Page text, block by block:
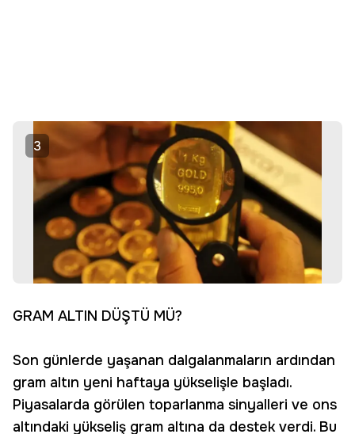
3
GRAM ALTIN DÜŞTÜ MÜ?
Son günlerde yaşanan dalgalanmaların ardından
gram altın yeni haftaya yükselişle başladı.
Piyasalarda görülen toparlanma sinyalleri ve ons
altındaki yükseliş gram altına da destek verdi. Bu